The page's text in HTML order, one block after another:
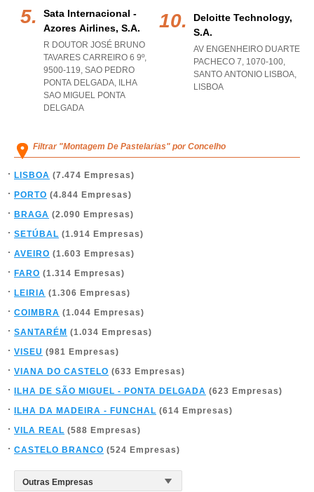
Sata Internacional -
Azores Airlines, S.a.
R DOUTOR JOSÉ BRUNO
TAVARES CARREIRO 6 9º,
9500-119, SAO PEDRO
PONTA DELGADA, ILHA
SAO MIGUEL PONTA
DELGADA
Deloitte Technology,
S.a.
AV ENGENHEIRO DUARTE
PACHECO 7, 1070-100,
SANTO ANTONIO LISBOA,
LISBOA
Filtrar "Montagem De Pastelarias" por Concelho
LISBOA (7.474 Empresas)
PORTO (4.844 Empresas)
BRAGA (2.090 Empresas)
SETÚBAL (1.914 Empresas)
AVEIRO (1.603 Empresas)
FARO (1.314 Empresas)
LEIRIA (1.306 Empresas)
COIMBRA (1.044 Empresas)
SANTARÉM (1.034 Empresas)
VISEU (981 Empresas)
VIANA DO CASTELO (633 Empresas)
ILHA DE SÃO MIGUEL - PONTA DELGADA (623 Empresas)
ILHA DA MADEIRA - FUNCHAL (614 Empresas)
VILA REAL (588 Empresas)
CASTELO BRANCO (524 Empresas)